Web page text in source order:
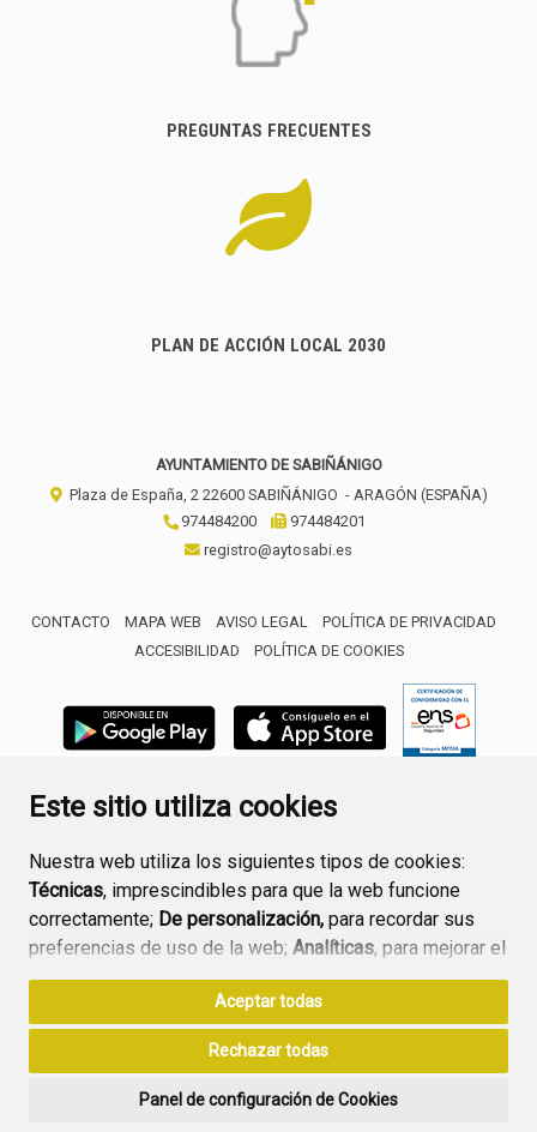
Este sitio utiliza cookies
Nuestra web utiliza los siguientes tipos de cookies:
Técnicas, imprescindibles para que la web funcione
correctamente; De personalización, para recordar sus
preferencias de uso de la web; Analíticas, para mejorar el
funcionamiento de la web y sus servicios.
Si acepta pulsando el botón“Aceptar todas”
consideramos que acepta su uso. Si pulsa el botón
ninguna acción, se guardarán las cookies técnicas
Aceptar todas
Rechazar todas
Panel de configuración de Cookies
PREGUNTAS FRECUENTES
PLAN DE ACCIÓN LOCAL 2030
AYUNTAMIENTO DE SABIÑÁNIGO
Plaza de España, 2 22600 SABIÑÁNIGO - ARAGÓN (ESPAÑA)
974484200
974484201
registro@aytosabi.es
CONTACTO MAPA WEB AVISO LEGAL
POLÍTICA DE PRIVACIDAD
ACCESIBILIDAD
POLÍTICA DE COOKIES